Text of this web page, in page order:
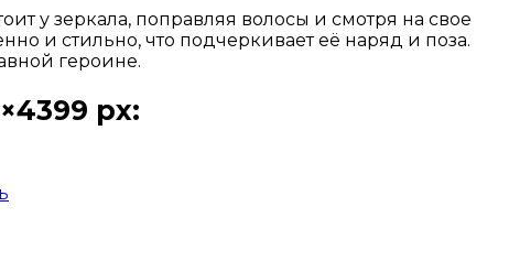
у зеркала, поправляя волосы и смотря на свое
и стильно, что подчеркивает её наряд и поза.
героине.
px: